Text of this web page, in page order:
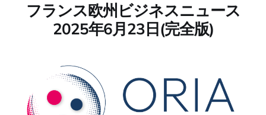
フランス欧州ビジネスニュース
2025年6月23日(完全版)